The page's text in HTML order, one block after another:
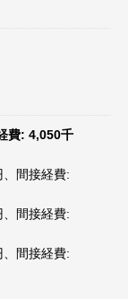
費: 4,050千
間接経費:
間接経費:
間接経費: